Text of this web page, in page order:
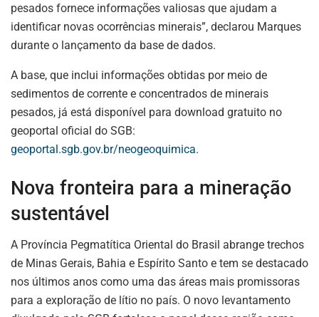
pesados fornece informações valiosas que ajudam a
identificar novas ocorrências minerais”, declarou Marques
durante o lançamento da base de dados.
A base, que inclui informações obtidas por meio de
sedimentos de corrente e concentrados de minerais
pesados, já está disponível para download gratuito no
geoportal oficial do SGB:
geoportal.sgb.gov.br/neogeoquimica.
Nova fronteira para a mineração
sustentável
A Província Pegmatítica Oriental do Brasil abrange trechos
de Minas Gerais, Bahia e Espírito Santo e tem se destacado
nos últimos anos como uma das áreas mais promissoras
para a exploração de lítio no país. O novo levantamento